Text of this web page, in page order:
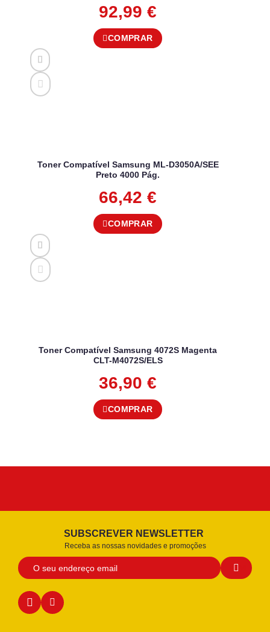
92,99 €
COMPRAR
Toner Compatível Samsung ML-D3050A/SEE
Preto 4000 Pág.
66,42 €
COMPRAR
Toner Compatível Samsung 4072S Magenta
CLT-M4072S/ELS
36,90 €
COMPRAR
SUBSCREVER NEWSLETTER
Receba as nossas novidades e promoções